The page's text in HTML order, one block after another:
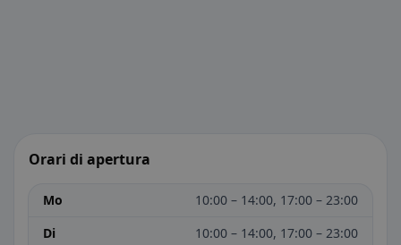
Orari di apertura
Mo
10:00 – 14:00, 17:00 – 23:00
Di
10:00 – 14:00, 17:00 – 23:00